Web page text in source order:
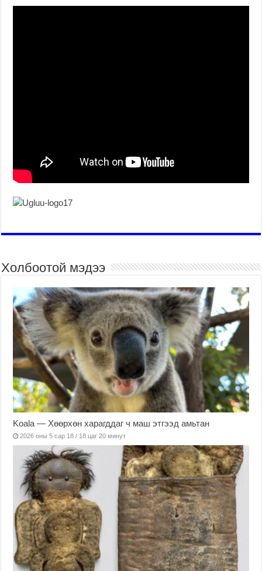
Холбоотой мэдээ
Koala — Хөөрхөн харагддаг ч маш этгээд амьтан
2026 оны 5 сар 18 / 18 цаг 20 минут